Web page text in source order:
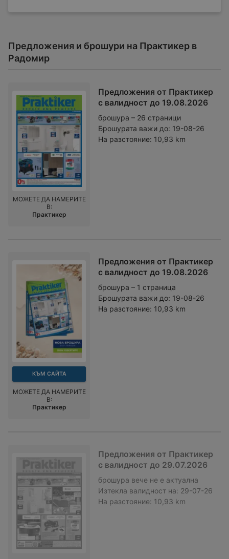
Предложения и брошури на Практикер в
Радомир
Предложения от Практикер
с валидност до 19.08.2026
брошура – 26 страници
Брошурата важи до: 19-08-26
На разстояние: 10,93 km
МОЖЕТЕ ДА НАМЕРИТЕ
В:
Практикер
КЪМ САЙТА
Предложения от Практикер
с валидност до 19.08.2026
брошура – 1 страница
Брошурата важи до: 19-08-26
На разстояние: 10,93 km
МОЖЕТЕ ДА НАМЕРИТЕ
В:
Практикер
Предложения от Практикер
с валидност до 29.07.2026
брошура вече не е актуална
Изтекла валидност на: 29-07-26
На разстояние: 10,93 km